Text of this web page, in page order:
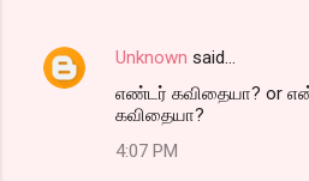
Unknown said…
எண்டர் கவிதையா? or
கவிதையா?
4:07 PM